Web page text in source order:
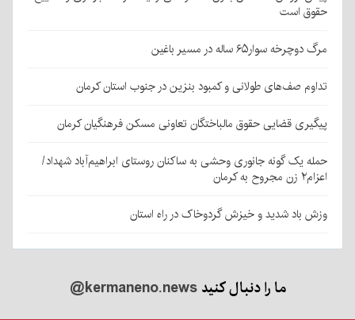
حقوق است
مرگ دوچرخه سوار۶۵ ساله در مسیر باغین
تداوم صف‌های طولانی و کمبود بنزین در جنوب استان کرمان
پیگیری قضایی حقوق مالباختگان تعاونی مسکن فرهنگیان کرمان
حمله یک گونه جانوری وحشی به ساکنان روستای ابراهیم‌آباد شهداد/
اعزام۲ زن مجروح به کرمان
وزش باد شدید و خیزش گردوخاک در راه استان
ما را دنبال کنید@kermaneno.news